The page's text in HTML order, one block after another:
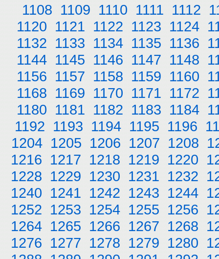
1108 1109 1110 1111 1112
1120 1121 1122 1123 1124
1132 1133 1134 1135 1136
1144 1145 1146 1147 1148
1156 1157 1158 1159 1160
1168 1169 1170 1171 1172
1180 1181 1182 1183 1184
1192 1193 1194 1195 1196
1204 1205 1206 1207 1208
1216 1217 1218 1219 1220
1228 1229 1230 1231 1232
1240 1241 1242 1243 1244
1252 1253 1254 1255 1256
1264 1265 1266 1267 1268
1276 1277 1278 1279 1280